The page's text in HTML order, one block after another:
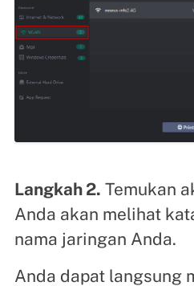
Langkah 2. Temukan
Anda akan melihat
nama jaringan Anda.
Anda dapat langsung